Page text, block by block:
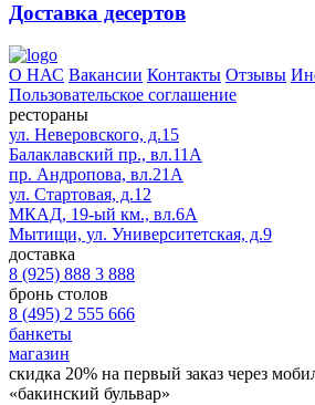
Доставка десертов
О НАС Вакансии Контакты Отзывы
Пользовательское соглашение
рестораны
ул. Неверовского, д.15
Балаклавский пр., вл.11А
пр. Андропова, вл.21А
ул. Стартовая, д.12
МКАД, 19-ый км., вл.6А
Мытищи, ул. Университетская, д.9
доставка
8 (925) 888 3 888
бронь столов
8 (495) 2 555 666
банкеты
магазин
скидка 20% на первый заказ через
«бакинский бульвар»